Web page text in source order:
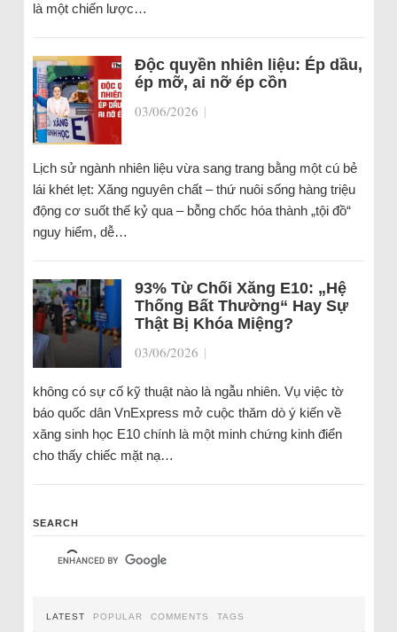
là một chiến lược…
Độc quyền nhiên liệu: Ép dầu,
ép mỡ, ai nỡ ép cồn
03/06/2026 |
Lịch sử ngành nhiên liệu vừa sang trang bằng một cú bẻ
lái khét lẹt: Xăng nguyên chất – thứ nuôi sống hàng triệu
động cơ suốt thế kỷ qua – bỗng chốc hóa thành „tội đồ“
nguy hiểm, dễ…
93% Từ Chối Xăng E10: „Hệ
Thống Bất Thường“ Hay Sự
Thật Bị Khóa Miệng?
03/06/2026 |
không có sự cố kỹ thuật nào là ngẫu nhiên. Vụ việc tờ
báo quốc dân VnExpress mở cuộc thăm dò ý kiến về
xăng sinh học E10 chính là một minh chứng kinh điển
cho thấy chiếc mặt nạ…
SEARCH
LATEST POPULAR COMMENTS TAGS